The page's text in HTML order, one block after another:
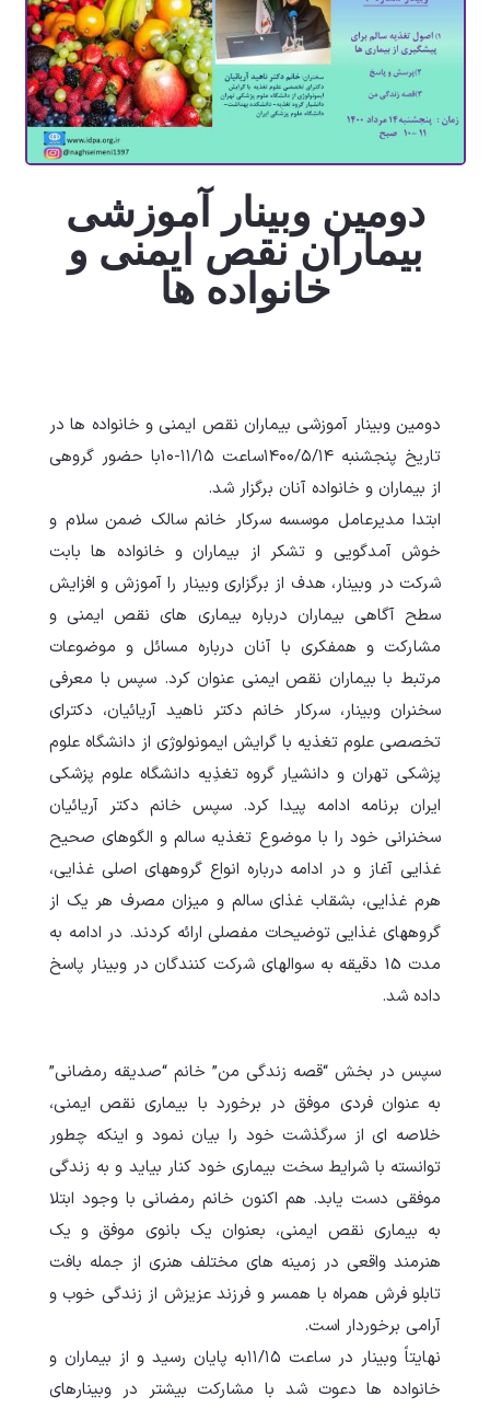
دومین وبینار آموزشی
بیماران نقص ایمنی و
خانواده ها
دومین وبینار آموزشی بیماران نقص ایمنی و خانواده ها در
تاريخ پنجشنبه ١٤٠٠/٥/١٤ساعت ١١/١٥-١٠با حضور گروهی
از بیماران و خانواده آنان برگزار شد.
ابتدا مدیرعامل موسسه سرکار خانم سالک ضمن سلام و
خوش آمدگویی و تشکر از بیماران و خانواده ها بابت
شرکت در وبینار، هدف از برگزاری وبینار را آموزش و افزایش
سطح آگاهی بیماران درباره بیماری های نقص ایمنی و
مشارکت و همفکری با آنان درباره مسائل و موضوعات
مرتبط با بیماران نقص ایمنی عنوان کرد. سپس با معرفی
سخنران وبینار، سرکار خانم دکتر ناهید آریائیان، دکترای
تخصصی علوم تغذیه با گرایش ایمونولوژی از دانشگاه علوم
پزشکی تهران و دانشیار گروه تغذِيه دانشگاه علوم پزشکي
ايران برنامه ادامه پیدا کرد. سپس خانم دکتر آریائیان
سخنرانی خود را با موضوع تغذیه سالم و الگوهای صحیح
غذایی آغاز و در ادامه درباره انواع گروههای اصلی غذایی،
هرم غذایی، بشقاب غذای سالم و میزان مصرف هر یک از
گروههای غذایی توضیحات مفصلی ارائه کردند. در ادامه به
مدت 15 دقیقه به سوالهای شرکت کنندگان در وبینار پاسخ
داده شد.
سپس در بخش “قصه زندگی من” خانم “صدیقه رمضانی”
به عنوان فردی موفق در برخورد با بیماری نقص ایمنی،
خلاصه ای از سرگذشت خود را بیان نمود و اینکه چطور
توانسته با شرایط سخت بیماری خود کنار بیاید و به زندگی
موفقی دست یابد. هم اکنون خانم رمضانی با وجود ابتلا
به بیماری نقص ایمنی، بعنوان یک بانوی موفق و یک
هنرمند واقعی در زمینه های مختلف هنری از جمله بافت
تابلو فرش همراه با همسر و فرزند عزیزش از زندگی خوب و
آرامی برخوردار است.
نهایتاً وبینار در ساعت ١١/١٥به پایان رسید و از بیماران و
خانواده ها دعوت شد با مشارکت بیشتر در وبینارهای